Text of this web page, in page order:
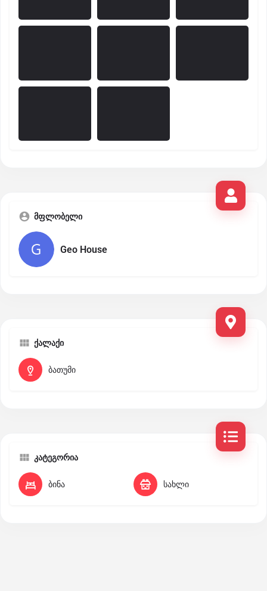
მფლობელი
Geo House
ქალაქი
ბათუმი
კატეგორია
ბინა სახლი